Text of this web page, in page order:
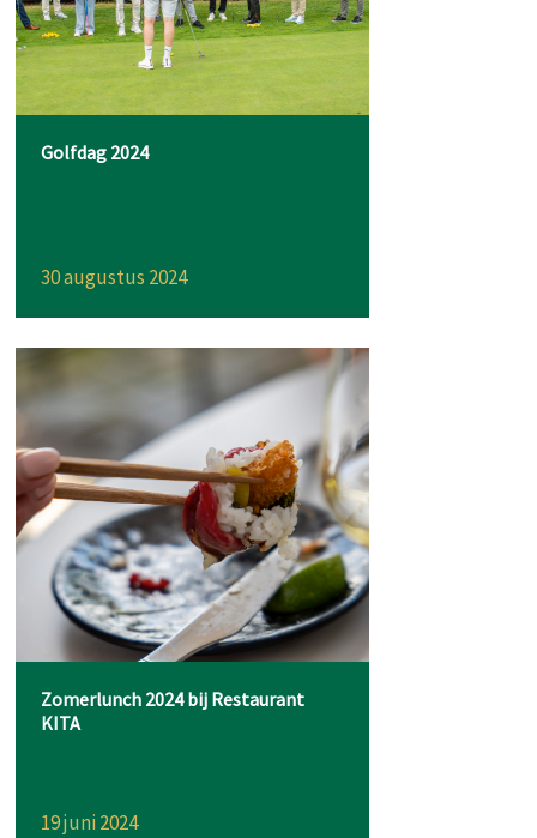
Golfdag 2024
30 augustus 2024
Zomerlunch 2024 bij Restaurant
KITA
19 juni 2024